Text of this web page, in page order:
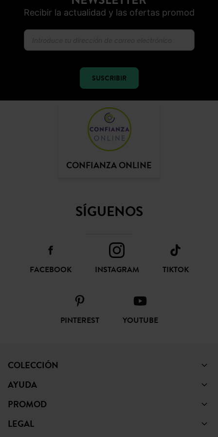
Recibir la actualidad y las ofertas promod
SUSCRIBIR
CONFIANZA ONLINE
SÍGUENOS
FACEBOOK INSTAGRAM TIKTOK
PINTEREST YOUTUBE
COLECCIÓN
AYUDA
PROMOD
LEGAL